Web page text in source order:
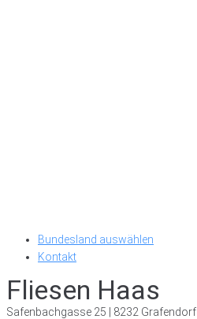
Bundesland auswählen
Kontakt
Fliesen Haas
Safenbachgasse 25 | 8232 Grafendorf